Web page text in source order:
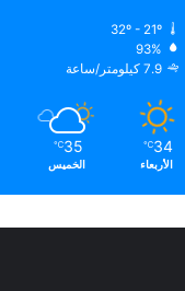
32º - 21º
93%
7.9 كيلومتر/ساعة
34
℃
الأربعاء
35
℃
الخميس